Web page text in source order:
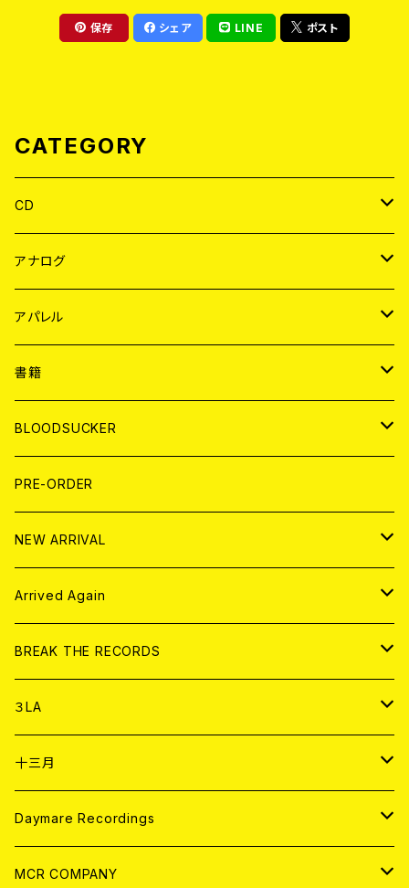
保存 シェア LINE ポスト
CATEGORY
CD
JAPAN
WORLD
アナログ
JAPAN
７EP
LP
WORLD
7EP
LP
アパレル
JAPAN
T-shirt
HOOD
WORLD
T-shirt
HOOD
書籍
MAGAZINE
BOLLOCKS
EL ZINE
写真集 (PHOTOBOOK)
BLOODSUCKER
CD
アナログ
アパレル
書籍
DIGITAL CONTENTS
PRE-ORDER
NEW ARRIVAL
CD
アナログ
Arrived Again
CD
アナログ
BREAK THE RECORDS
CD
ANALOG
アパレル
３LA
CD
ANALOG
十三月
CD
ANALOG
Daymare Recordings
CD
MCR COMPANY